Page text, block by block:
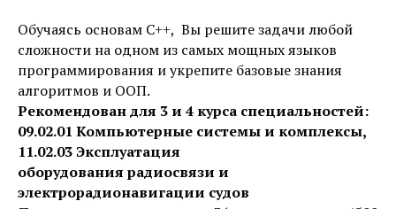
Обучаясь основам С++, Вы решите задачи любой
сложности на одном из самых мощных языков
программирования и укрепите базовые знания
алгоритмов и ООП.
Рекомендован для 3 и 4 курса специальностей:
09.02.01 Компьютерные системы и комплексы,
11.02.03 Эксплуатация
оборудования радиосвязи и
электрорадионавигации судов